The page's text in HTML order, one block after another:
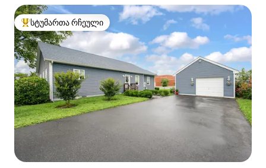
სტუმართა რჩეული მოწინავე ვარიანტი
სტუმართა რჩეული